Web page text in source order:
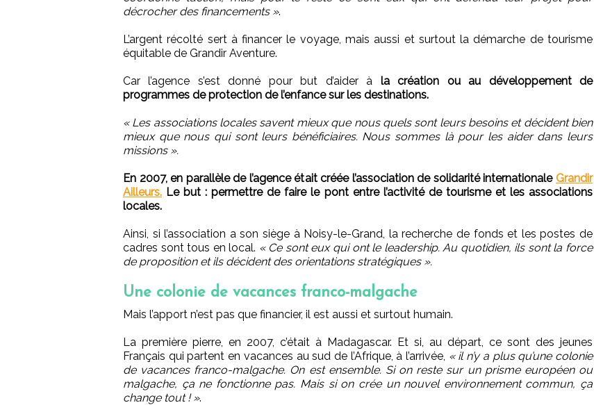
décrocher des financements ».
L’argent récolté sert à financer le voyage, mais aussi et surtout la démarche de tourisme
équitable de Grandir Aventure.
Car l’agence s’est donné pour but d’aider à la création ou au développement de
programmes de protection de l’enfance sur les destinations.
« Les associations locales savent mieux que nous quels sont leurs besoins et décident bien
mieux que nous qui sont leurs bénéficiaires. Nous sommes là pour les aider dans leurs
missions ».
En 2007, en parallèle de l’agence était créée l’association de solidarité internationale Grandir
Ailleurs. Le but : permettre de faire le pont entre l’activité de tourisme et les associations
locales.
Ainsi, si l’association a son siège à Noisy-le-Grand, la recherche de fonds et les postes de
cadres sont tous en local. « Ce sont eux qui ont le leadership. Au quotidien, ils sont la force
de proposition et ils décident des orientations stratégiques ».
Une colonie de vacances franco-malgache
Mais l’apport n’est pas que financier, il est aussi et surtout humain.
La première pierre, en 2007, c’était à Madagascar. Et si, au départ, ce sont des jeunes
Français qui partent en vacances au sud de l’Afrique, à l’arrivée, « il n’y a plus qu’une colonie
de vacances franco-malgache. On est ensemble. Si on reste sur un prisme européen ou
malgache, ça ne fonctionne pas. Mais si on crée un nouvel environnement commun, ça
change tout ! ».